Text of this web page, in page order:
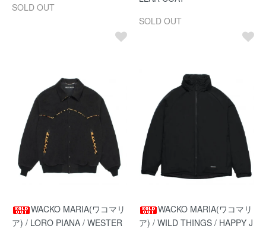
SOLD OUT
SOLD OUT
WACKO MARIA(ワコマリ
ア) / LORO PIANA / WESTER
WACKO MARIA(ワコマリ
ア) / WILD THINGS / HAPPY J